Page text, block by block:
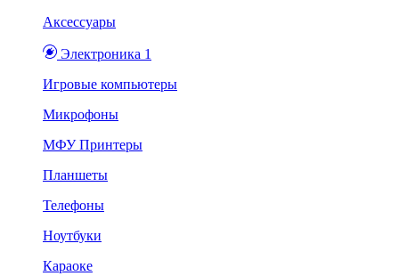
Аксессуары
Электроника 1
Игровые компьютеры
Микрофоны
МФУ Принтеры
Планшеты
Телефоны
Ноутбуки
Караоке